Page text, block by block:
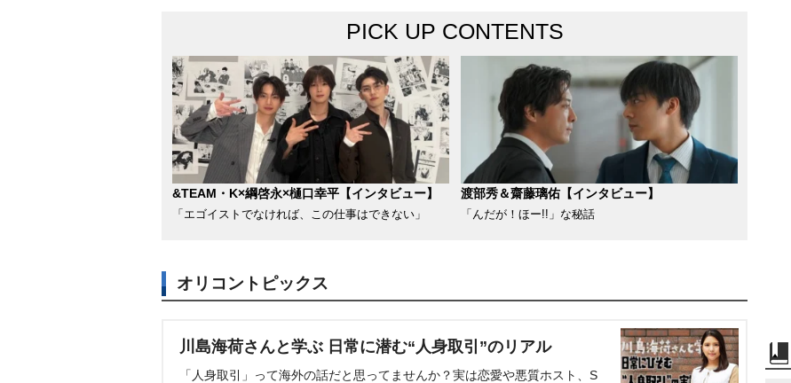
PICK UP CONTENTS
&TEAM・K×綱啓永×樋口幸平【インタビュー】
「エゴイストでなければ、この仕事はできない」
渡部秀＆齋藤璃佑【インタビュー】
「んだが！ほー!!」な秘話
オリコントピックス
川島海荷さんと学ぶ 日常に潜む“人身取引”のリアル
「人身取引」って海外の話だと思ってませんか？実は恋愛や悪質ホスト、S